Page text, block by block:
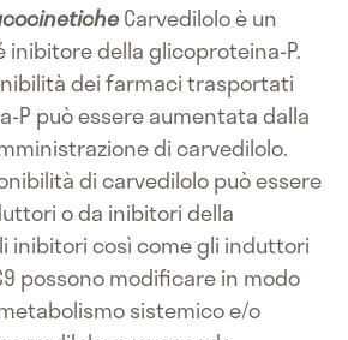
Carvedilolo è un
della glicoproteina-P.
dei farmaci trasportati
P può essere aumentata dalla
di carvedilolo.
di carvedilolo può essere
o da inibitori della
inibitori così come gli induttori
possono modificare in modo
sistemico e/o